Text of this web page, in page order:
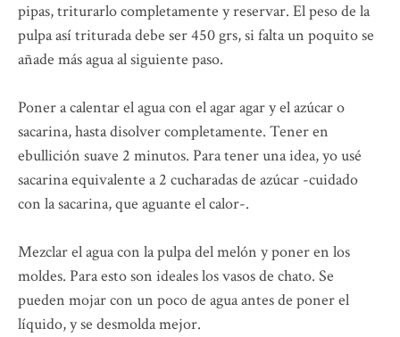
pipas, triturarlo completamente y reservar. El peso de la
pulpa así triturada debe ser 450 grs, si falta un poquito se
añade más agua al siguiente paso.
Poner a calentar el agua con el agar agar y el azúcar o
sacarina, hasta disolver completamente. Tener en
ebullición suave 2 minutos. Para tener una idea, yo usé
sacarina equivalente a 2 cucharadas de azúcar -cuidado
con la sacarina, que aguante el calor-.
Mezclar el agua con la pulpa del melón y poner en los
moldes. Para esto son ideales los vasos de chato. Se
pueden mojar con un poco de agua antes de poner el
líquido, y se desmolda mejor.